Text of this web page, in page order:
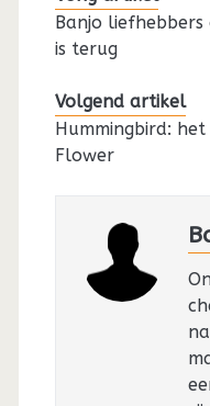
Banjo
is terug
Volgend artikel
Hummingbird:
Flower